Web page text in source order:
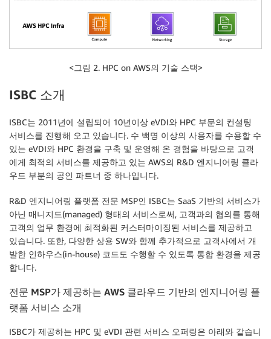
<그림 2. HPC on AWS의 기술 스택>
ISBC 소개
ISBC는 2011년에 설립되어 10년이상 eVDI와 HPC 부문의 컨설팅
서비스를 진행해 오고 있습니다. 수 백명 이상의 사용자를 수용할 수
있는 eVDI와 HPC 환경을 구축 및 운영해 온 경험을 바탕으로 고객
에게 최적의 서비스를 제공하고 있는 AWS의 R&D 엔지니어링 클라
우드 부분의 공인 파트너 중 하나입니다.
R&D 엔지니어링 플랫폼 전문 MSP인 ISBC는 SaaS 기반의 서비스가
아닌 매니지드(managed) 형태의 서비스로써, 고객과의 협의를 통해
고객의 업무 환경에 최적화된 커스터마이징된 서비스를 제공하고
있습니다. 또한, 다양한 상용 SW와 함께 추가적으로 고객사에서 개
발한 인하우스(in-house) 코드도 수행할 수 있도록 통합 환경을 제공
합니다.
전문 MSP가 제공하는 AWS 클라우드 기반의 엔지니어링 플
랫폼 서비스 소개
ISBC가 제공하는 HPC 및 eVDI 관련 서비스 오퍼링은 아래와 같습니